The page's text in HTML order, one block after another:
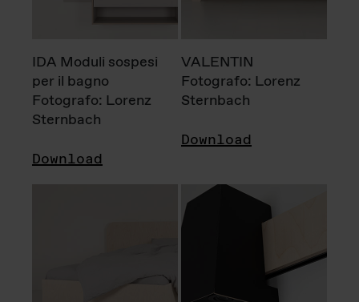
IDA Moduli sospesi
per il bagno
Fotografo: Lorenz
Sternbach
Download
VALENTIN
Fotografo: Lorenz
Sternbach
Download